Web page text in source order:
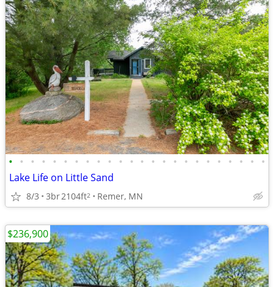
• • • • • • • • • • • • • • • • • • • • • • • •
Lake Life on Little Sand
8/3 3br2104ft2 Remer, MN
$236,900